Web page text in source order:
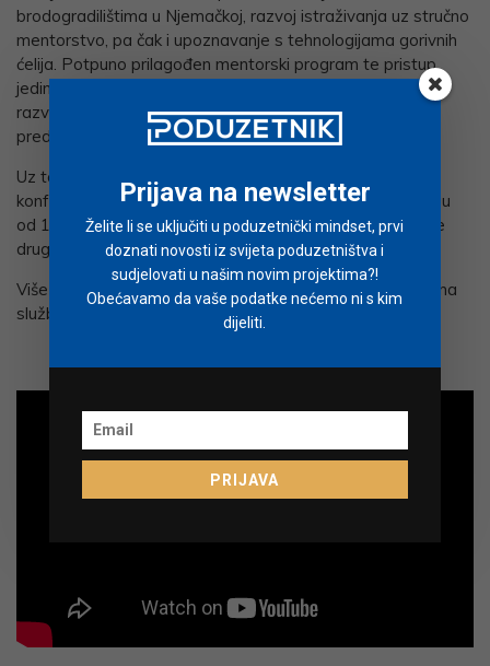
brodogradilištima u Njemačkoj, razvoj istraživanja uz stručno
mentorstvo, pa čak i upoznavanje s tehnologijama gorivnih
ćelija. Potpuno prilagođen mentorski program te pristup
jedinstvenim istraživanjima, uz potencijalni profesionalni
razvoj karijere unutar Lürssen grupe samo su neke od
prednosti ovog stipendijskog programa.
Uz to, kandidati će prisustvovati brojnim strukovnim
konferencijama i putovati diljem svijeta, a budžet u iznosu
od 10.000 eura pokrit će troškove prijevoza, smještaja te
druge troškove nastale tijekom programa.
Više informacija o programu i načinu prijave dostupno je na
službenoj
Lürssen zaklade.
Prijava na newsletter
Želite li se uključiti u poduzetnički mindset, prvi
doznati novosti iz svijeta poduzetništva i
sudjelovati u našim novim projektima?!
Obećavamo da vaše podatke nećemo ni s kim
dijeliti.
PRIJAVA